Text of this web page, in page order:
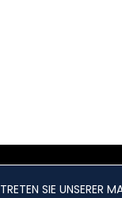
TRETEN SIE UNSERER